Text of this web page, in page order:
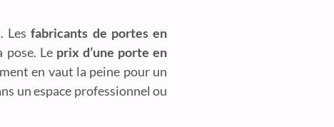
Lesfabricants de portes en
pose. Le prix d’une porte en
en vaut la peine pour un
un espace professionnel ou